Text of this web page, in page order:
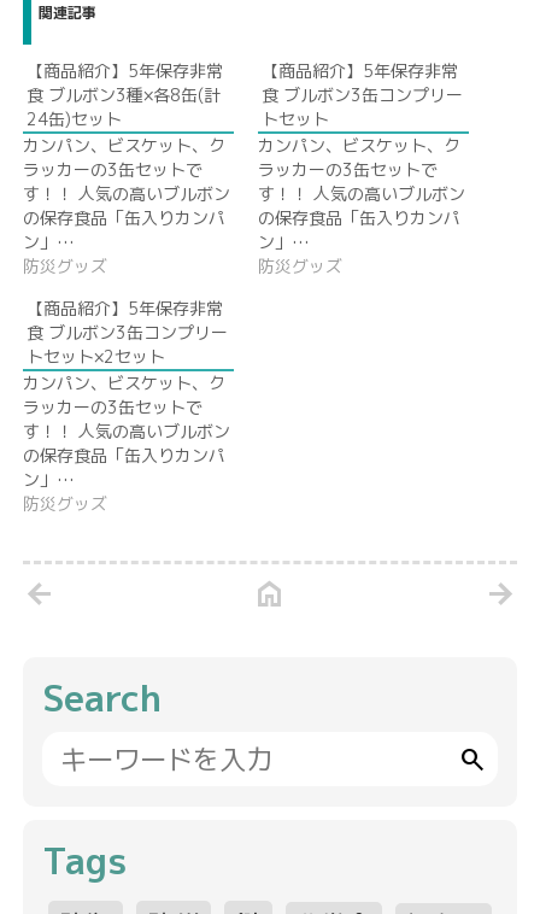
関連記事
【商品紹介】5年保存非常
食 ブルボン3種×各8缶(計
24缶)セット
カンパン、ビスケット、ク
ラッカーの3缶セットで
す！！ 人気の高いブルボン
の保存食品「缶入りカンパ
ン」…
防災グッズ
【商品紹介】5年保存非常
食 ブルボン3缶コンプリー
トセット
カンパン、ビスケット、ク
ラッカーの3缶セットで
す！！ 人気の高いブルボン
の保存食品「缶入りカンパ
ン」…
防災グッズ
【商品紹介】5年保存非常
食 ブルボン3缶コンプリー
トセット×2セット
カンパン、ビスケット、ク
ラッカーの3缶セットで
す！！ 人気の高いブルボン
の保存食品「缶入りカンパ
ン」…
防災グッズ
arrow_back home arrow_forward
Search
search
Tags